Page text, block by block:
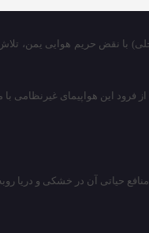
سریع، سخنگوی نیروهای مسلح یمن اعلام کرد یک دسته از جنگنده‌های سعودی ساعت ۵:۲۰
برای جلوگیری از فرود این هواپیمای
حیاتی آن در خشکی و دریا